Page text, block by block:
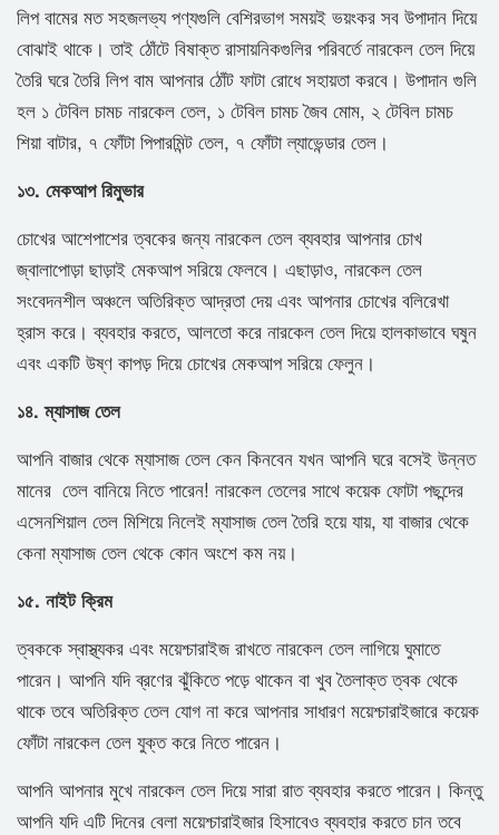
লিপ বামের মত সহজলভ্য পণ্যগুলি বেশিরভাগ সময়ই ভয়ংকর সব উপাদান দিয়ে
বোঝাই থাকে। তাই ঠোঁটে বিষাক্ত রাসায়নিকগুলির পরিবর্তে নারকেল তেল দিয়ে
তৈরি ঘরে তৈরি লিপ বাম আপনার ঠোঁট ফাটা রোধে সহায়তা করবে। উপাদান গুলি
হল ১ টেবিল চামচ নারকেল তেল, ১ টেবিল চামচ জৈব মোম, ২ টেবিল চামচ
শিয়া বাটার, ৭ ফোঁটা পিপারমিন্ট তেল, ৭ ফোঁটা ল্যাভেন্ডার তেল।
১৩. মেকআপ রিমুভার
চোখের আশেপাশের ত্বকের জন্য নারকেল তেল ব্যবহার আপনার চোখ
জ্বালাপোড়া ছাড়াই মেকআপ সরিয়ে ফেলবে। এছাড়াও, নারকেল তেল
সংবেদনশীল অঞ্চলে অতিরিক্ত আদ্রতা দেয় এবং আপনার চোখের বলিরেখা
হ্রাস করে। ব্যবহার করতে, আলতো করে নারকেল তেল দিয়ে হালকাভাবে ঘষুন
এবং একটি উষ্ণ কাপড় দিয়ে চোখের মেকআপ সরিয়ে ফেলুন।
১৪. ম্যাসাজ তেল
আপনি বাজার থেকে ম্যাসাজ তেল কেন কিনবেন যখন আপনি ঘরে বসেই উন্নত
মানের তেল বানিয়ে নিতে পারেন! নারকেল তেলের সাথে কয়েক ফোটা পছন্দের
এসেনশিয়াল তেল মিশিয়ে নিলেই ম্যাসাজ তেল তৈরি হয়ে যায়, যা বাজার থেকে
কেনা ম্যাসাজ তেল থেকে কোন অংশে কম নয়।
১৫. নাইট ক্রিম
ত্বককে স্বাস্থ্যকর এবং ময়েশ্চারাইজ রাখতে নারকেল তেল লাগিয়ে ঘুমাতে
পারেন। আপনি যদি ব্রণের ঝুঁকিতে পড়ে থাকেন বা খুব তৈলাক্ত ত্বক থেকে
থাকে তবে অতিরিক্ত তেল যোগ না করে আপনার সাধারণ ময়েশ্চারাইজারে কয়েক
ফোঁটা নারকেল তেল যুক্ত করে নিতে পারেন।
আপনি আপনার মুখে নারকেল তেল দিয়ে সারা রাত ব্যবহার করতে পারেন। কিন্তু
আপনি যদি এটি দিনের বেলা ময়েশ্চারাইজার হিসাবেও ব্যবহার করতে চান তবে